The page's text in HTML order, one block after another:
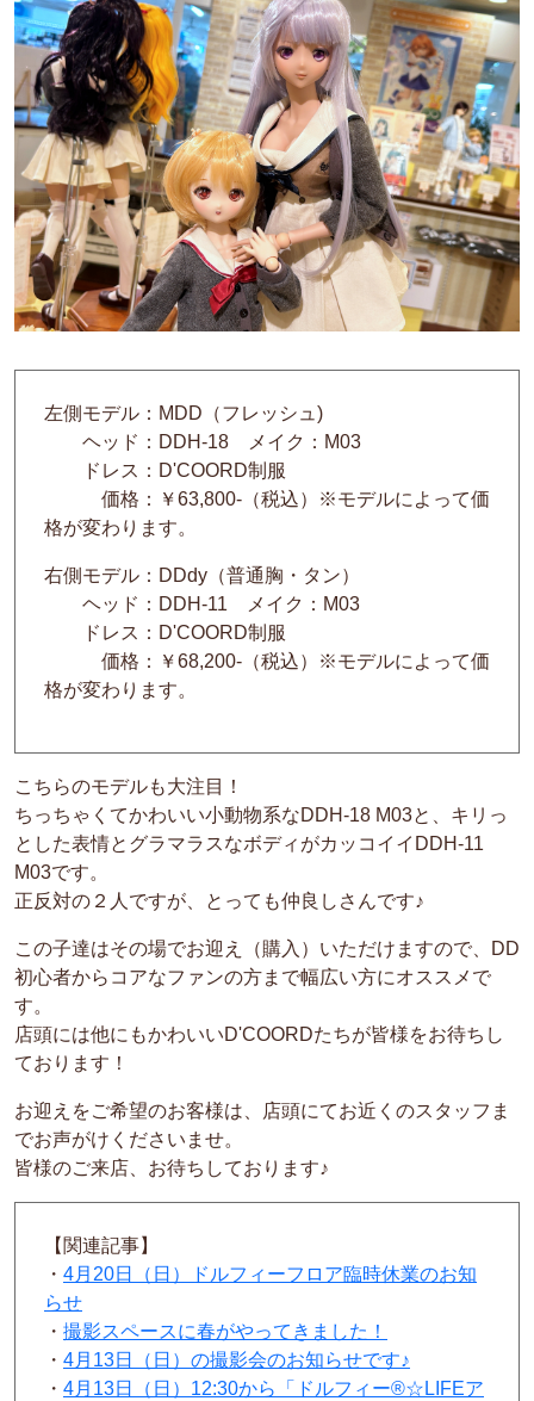
左側モデル：MDD（フレッシュ)
ヘッド：DDH-18 メイク：M03
ドレス：D'COORD制服
価格：￥63,800-（税込）※モデルによって価
格が変わります。
右側モデル：DDdy（普通胸・タン）
ヘッド：DDH-11 メイク：M03
ドレス：D'COORD制服
価格：￥68,200-（税込）※モデルによって価
格が変わります。
こちらのモデルも大注目！
ちっちゃくてかわいい小動物系なDDH-18 M03と、キリっ
とした表情とグラマラスなボディがカッコイイDDH-11
M03です。
正反対の２人ですが、とっても仲良しさんです♪
この子達はその場でお迎え（購入）いただけますので、DD
初心者からコアなファンの方まで幅広い方にオススメで
す。
店頭には他にもかわいいD'COORDたちが皆様をお待ちし
ております！
お迎えをご希望のお客様は、店頭にてお近くのスタッフま
でお声がけくださいませ。
皆様のご来店、お待ちしております♪
【関連記事】
・ 4月20日（日）ドルフィーフロア臨時休業のお知
らせ
・ 撮影スペースに春がやってきました！
・ 4月13日（日）の撮影会のお知らせです♪
・ 4月13日（日）12:30から「ドルフィー®☆LIFEア